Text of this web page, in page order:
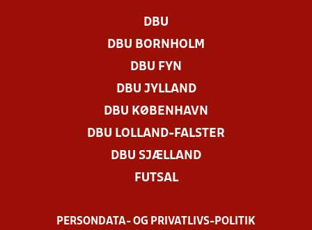
DBU
DBU BORNHOLM
DBU FYN
DBU JYLLAND
DBU KØBENHAVN
DBU LOLLAND-FALSTER
DBU SJÆLLAND
FUTSAL
PERSONDATA- OG PRIVATLIVS-POLITIK